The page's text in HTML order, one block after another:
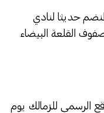
حديثا لنادي
القلعة البيضاء
الرسمي للزمالك يوم